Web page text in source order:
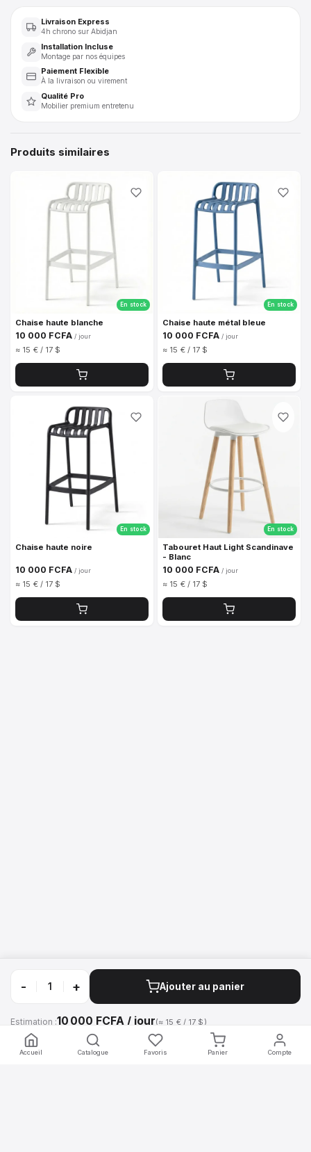
- + Ajouter au panier
Estimation :10 000 FCFA / jour(≈ 15 € / 17 $)
Appeler WhatsApp
Livraison Express
4h chrono sur Abidjan
Installation Incluse
Montage par nos équipes
Paiement Flexible
À la livraison ou virement
Qualité Pro
Mobilier premium entretenu
Produits similaires
En stock
Chaise haute blanche
10 000 FCFA / jour
≈ 15 € / 17 $
En stock
Chaise haute métal bleue
10 000 FCFA / jour
≈ 15 € / 17 $
En stock
Chaise haute noire
10 000 FCFA / jour
≈ 15 € / 17 $
En stock
Tabouret Haut Light Scandinave
- Blanc
10 000 FCFA / jour
≈ 15 € / 17 $
Accueil Catalogue Favoris Panier Compte